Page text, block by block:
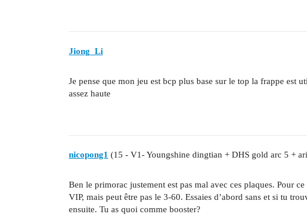
Jiong_Li
Je pense que mon jeu est bcp plus base sur le top la frappe est
assez haute
nicopong1 (15 - V1- Youngshine dingtian + DHS gold arc 5 +
Ben le primorac justement est pas mal avec ces plaques. Pour
VIP, mais peut être pas le 3-60. Essaies d’abord sans et si tu
ensuite. Tu as quoi comme booster?